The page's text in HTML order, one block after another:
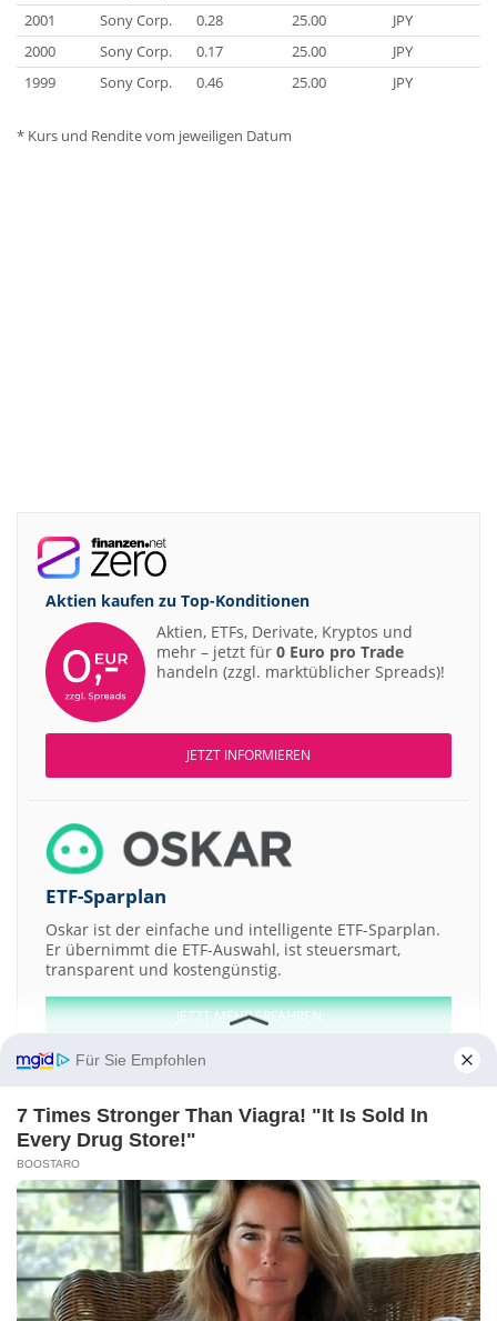
2001
Sony Corp. 0.28 25.00
JPY
2000
Sony Corp. 0.17 25.00
JPY
1999
Sony Corp. 0.46 25.00 JPY
* Kurs und Rendite vom jeweiligen Datum
Aktien kaufen zu Top-Konditionen
Aktien, ETFs, Derivate, Kryptos und
mehr – jetzt für 0 Euro pro Trade
handeln (zzgl. marktüblicher Spreads)!
JETZT INFORMIEREN
ETF-Sparplan
Oskar ist der einfache und intelligente ETF-Sparplan.
Er übernimmt die ETF-Auswahl, ist steuersmart,
transparent und kostengünstig.
JETZT MEHR ERFAHREN
Aktien ATX DAX EuroStoxx 50
Weitere Aktien:
Arconic Cell Genesys Three-Five Systems CargoLifter Coca-Cola
Kontakt- Impressum-Werbung
Barrierefreiheit
Sitemap-Datenschutz-Disclaimer- -Privatsphäre-Einstellungen
Für Sie Empfohlen
7 Times Stronger Than Viagra! "It Is Sold In
Every Drug Store!"
BOOSTARO